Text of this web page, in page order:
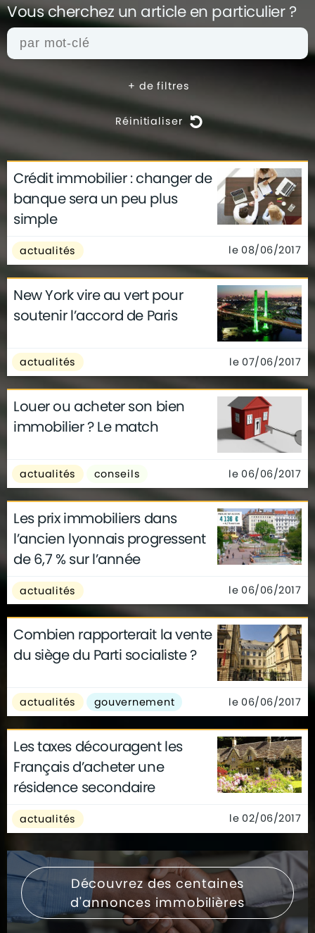
Vous cherchez un article en particulier ?
+ de filtres
Réinitialiser
actualités architecture
archives
conseils
déco finance
gouvernement
infographie
technologie
Crédit immobilier : changer de
banque sera un peu plus
simple
actualités le 08/06/2017
New York vire au vert pour
soutenir l’accord de Paris
actualités le 07/06/2017
Louer ou acheter son bien
immobilier ? Le match
actualités conseils le 06/06/2017
Les prix immobiliers dans
l’ancien lyonnais progressent
de 6,7 % sur l’année
actualités le 06/06/2017
Combien rapporterait la vente
du siège du Parti socialiste ?
actualités gouvernement le 06/06/2017
Les taxes découragent les
Français d’acheter une
résidence secondaire
actualités le 02/06/2017
Découvrez des centaines
d'annonces immobilières